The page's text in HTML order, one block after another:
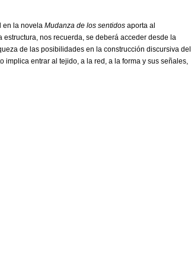
en la novelaMudanza de los sentidos aporta al
nos recuerda, se deberá acceder desde la
de las posibilidades en la construcción discursiva del
entrar al tejido, a la red, a la forma y sus señales,